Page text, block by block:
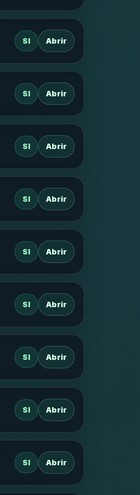
SI Abrir
SI Abrir
SI Abrir
SI Abrir
SI Abrir
SI Abrir
SI Abrir
SI Abrir
SI Abrir